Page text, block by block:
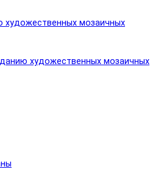
художественных мозаичных
художественных мозаичных